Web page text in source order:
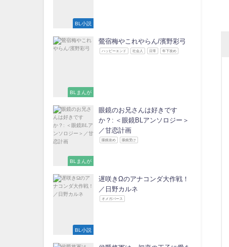
BL小説
BLまんが
鶯宿梅やこれやらん/濱野彩弓
ハッピーエンド 社会人 日常 年下攻め
BLまんが
眼鏡のお兄さんは好きです
か？: ＜眼鏡BLアンソロジー＞
／甘恋計画
眼鏡攻め 眼鏡受け
BL小説
遅咲きΩのアナコンダ大作戦！
／日野カルネ
オメガバース